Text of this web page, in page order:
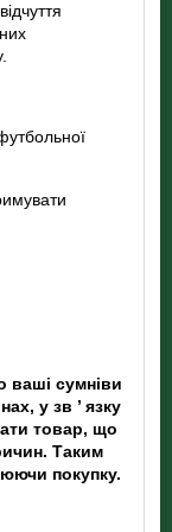
ваші сумніви
у зв ’ язку
товар, що
Таким
покупку.